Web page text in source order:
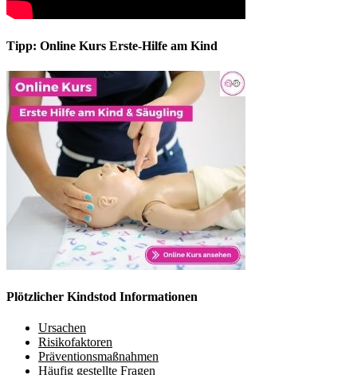
Tipp: Online Kurs Erste-Hilfe am Kind
Plötzlicher Kindstod Informationen
Ursachen
Risikofaktoren
Präventionsmaßnahmen
Häufig gestellte Fragen